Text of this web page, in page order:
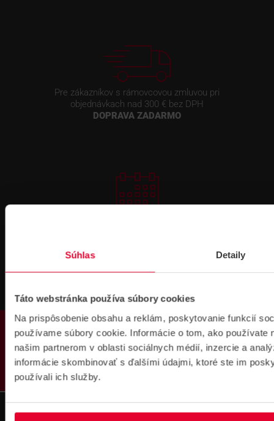
Súhlas Detaily
Táto webstránka používa súbory cookies
Na prispôsobenie obsahu a reklám, poskytovanie funkcií
používame súbory cookie. Informácie o tom, ako používate
našim partnerom v oblasti sociálnych médií, inzercie a
informácie skombinovať s ďalšími údajmi, ktoré ste im
používali ich služby.
PRODUKTY
Pre zákazníkov s rámovcovou zmluvou pri
objednávkach nad 300 € bez DPH
DOPRAVA ZADARMO
Fakturačné údaje
IČO: 36340804 | DIČ: 2021919658
IČ DPH: SK2021919658
IBAN : SK51 1100 0000 0029 4205 9929